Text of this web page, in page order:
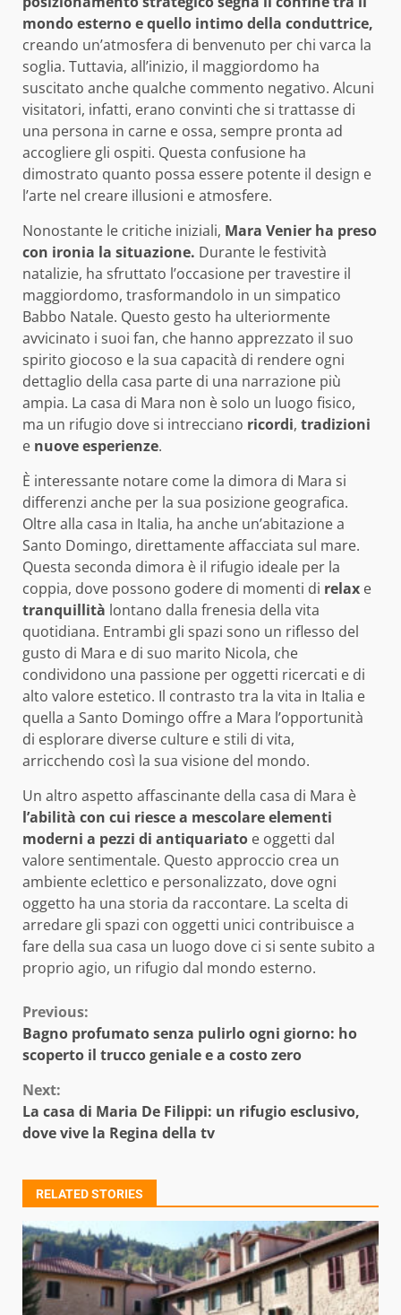
mondo esterno e quello intimo della conduttrice,
creando un’atmosfera di benvenuto per chi varca la
soglia. Tuttavia, all’inizio, il maggiordomo ha
suscitato anche qualche commento negativo. Alcuni
visitatori, infatti, erano convinti che si trattasse di
una persona in carne e ossa, sempre pronta ad
accogliere gli ospiti. Questa confusione ha
dimostrato quanto possa essere potente il design e
l’arte nel creare illusioni e atmosfere.
Nonostante le critiche iniziali, Mara Venier ha preso
con ironia la situazione. Durante le festività
natalizie, ha sfruttato l’occasione per travestire il
maggiordomo, trasformandolo in un simpatico
Babbo Natale. Questo gesto ha ulteriormente
avvicinato i suoi fan, che hanno apprezzato il suo
spirito giocoso e la sua capacità di rendere ogni
dettaglio della casa parte di una narrazione più
ampia. La casa di Mara non è solo un luogo fisico,
ma un rifugio dove si intrecciano ricordi, tradizioni
e nuove esperienze.
È interessante notare come la dimora di Mara si
differenzi anche per la sua posizione geografica.
Oltre alla casa in Italia, ha anche un’abitazione a
Santo Domingo, direttamente affacciata sul mare.
Questa seconda dimora è il rifugio ideale per la
coppia, dove possono godere di momenti di relax e
tranquillità lontano dalla frenesia della vita
quotidiana. Entrambi gli spazi sono un riflesso del
gusto di Mara e di suo marito Nicola, che
condividono una passione per oggetti ricercati e di
alto valore estetico. Il contrasto tra la vita in Italia e
quella a Santo Domingo offre a Mara l’opportunità
di esplorare diverse culture e stili di vita,
arricchendo così la sua visione del mondo.
Un altro aspetto affascinante della casa di Mara è
l’abilità con cui riesce a mescolare elementi
moderni a pezzi di antiquariato e oggetti dal
valore sentimentale. Questo approccio crea un
ambiente eclettico e personalizzato, dove ogni
oggetto ha una storia da raccontare. La scelta di
arredare gli spazi con oggetti unici contribuisce a
fare della sua casa un luogo dove ci si sente subito a
proprio agio, un rifugio dal mondo esterno.
Continue
Reading
Previous:
Bagno profumato senza pulirlo ogni giorno: ho
scoperto il trucco geniale e a costo zero
Next:
La casa di Maria De Filippi: un rifugio esclusivo,
dove vive la Regina della tv
RELATED STORIES